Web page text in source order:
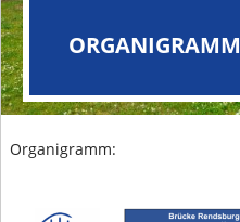
ORGANIGRAMM
Organigramm: